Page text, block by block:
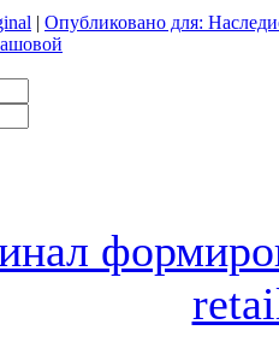
| Опубликовано для: